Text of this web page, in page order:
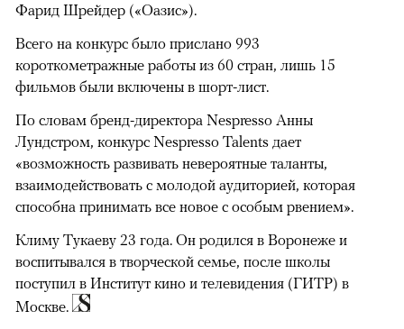
00:00 / 00:00
Фарид Шрейдер («Оазис»).
Всего на конкурс было прислано 993
короткометражные работы из 60 стран, лишь 15
фильмов были включены в шорт-лист.
По словам бренд-директора Nespresso Анны
Лундстром, конкурс Nespresso Talents дает
«возможность развивать невероятные таланты,
взаимодействовать с молодой аудиторией, которая
способна принимать все новое с особым рвением».
Климу Тукаеву 23 года. Он родился в Воронеже и
воспитывался в творческой семье, после школы
поступил в Институт кино и телевидения (ГИТР) в
Москве.